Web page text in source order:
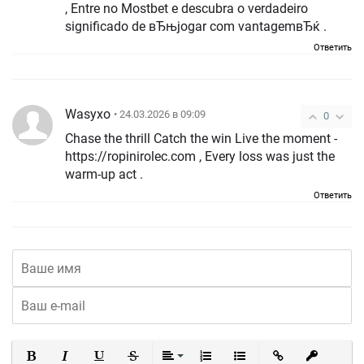
, Entre no Mostbet e descubra o verdadeiro
significado de вЂњjogar com vantagemвЂќ .
Ответить
0
Wasyxo • 24.03.2026 в 09:09
Chase the thrill Catch the win Live the moment -
https://ropinirolec.com , Every loss was just the
warm-up act .
Ответить